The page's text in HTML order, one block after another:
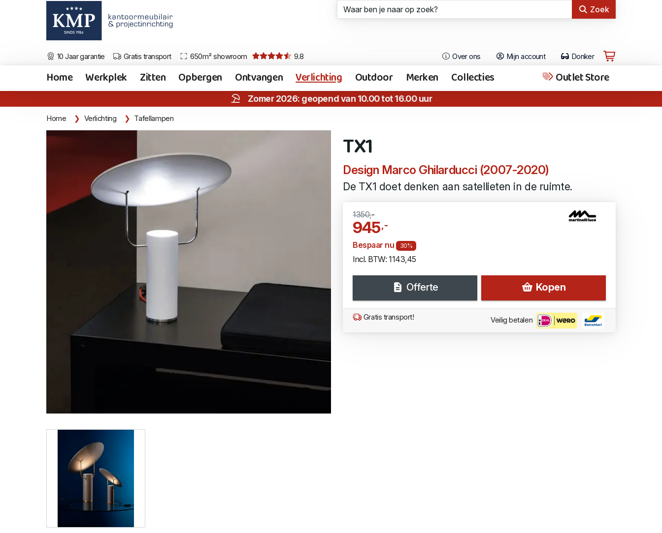
Zoek
10 Jaar garantie Gratis transport 650m² showroom 9.8 Over ons Mijn account Donker
Home Werkplek Zitten Opbergen Ontvangen Verlichting Outdoor Merken Collecties Outlet Store
Zomer 2026: geopend van 10.00 tot 16.00 uur
Home Verlichting Tafellampen
TX1
Design Marco Ghilarducci (2007-2020)
De TX1 doet denken aan satellieten in de ruimte.
1350,-
945,-
Bespaar nu 30%
Incl. BTW: 1143,45
Offerte Kopen
Gratis transport! Veilig betalen